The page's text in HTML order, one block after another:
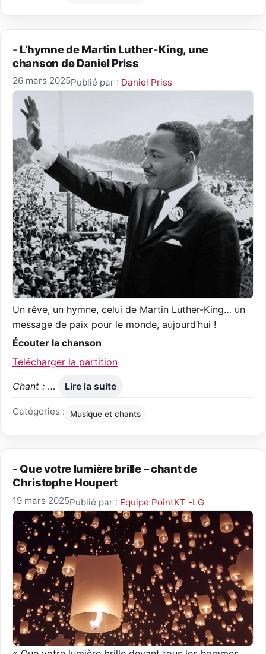
- L’hymne de Martin Luther-King, une
chanson de Daniel Priss
26 mars 2025Publié par : Daniel Priss
Un rêve, un hymne, celui de Martin Luther-King… un
message de paix pour le monde, aujourd’hui !
Écouter la chanson
Télécharger la partition
Chant : … Lire la suite
Catégories : Musique et chants
- Que votre lumière brille – chant de
Christophe Houpert
19 mars 2025Publié par : Equipe PointKT -LG